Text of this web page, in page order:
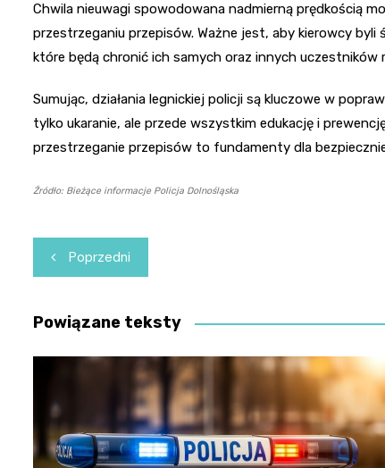
Chwila nieuwagi spowodowana nadmierną prędkością
przestrzeganiu przepisów. Ważne jest, aby kierowcy
które będą chronić ich samych oraz innych uczestników
Sumując, działania legnickiej policji są kluczowe w
tylko ukaranie, ale przede wszystkim edukację i
przestrzeganie przepisów to fundamenty dla
Źródło: Bieżące informacje Policja Dolnośląska
Nawigacja
wpisu
Poprzedni
Powiązane teksty